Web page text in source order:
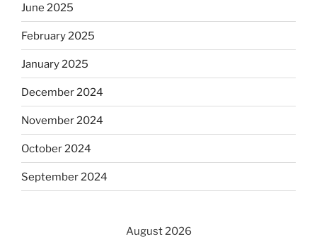
June 2025
February 2025
January 2025
December 2024
November 2024
October 2024
September 2024
August 2026